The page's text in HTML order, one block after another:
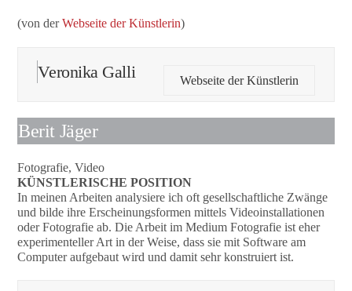
(von derWebseite der Künstlerin)
Veronika Galli Webseite der Künstlerin
Berit Jäger
Fotografie, Video
KÜNSTLERISCHE POSITION
In meinen Arbeiten analysiere ich oft gesellschaftliche Zwänge
und bilde ihre Erscheinungsformen mittels Videoinstallationen
oder Fotografie ab. Die Arbeit im Medium Fotografie ist eher
experimenteller Art in der Weise, dass sie mit Software am
Computer aufgebaut wird und damit sehr konstruiert ist.